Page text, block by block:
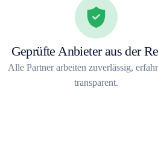
Geprüfte Anbieter aus der
Alle Partner arbeiten zuverlässig,
transparent.